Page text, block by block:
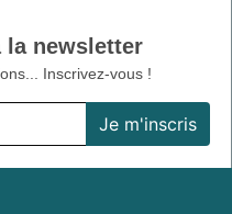
la newsletter
Inscrivez-vous !